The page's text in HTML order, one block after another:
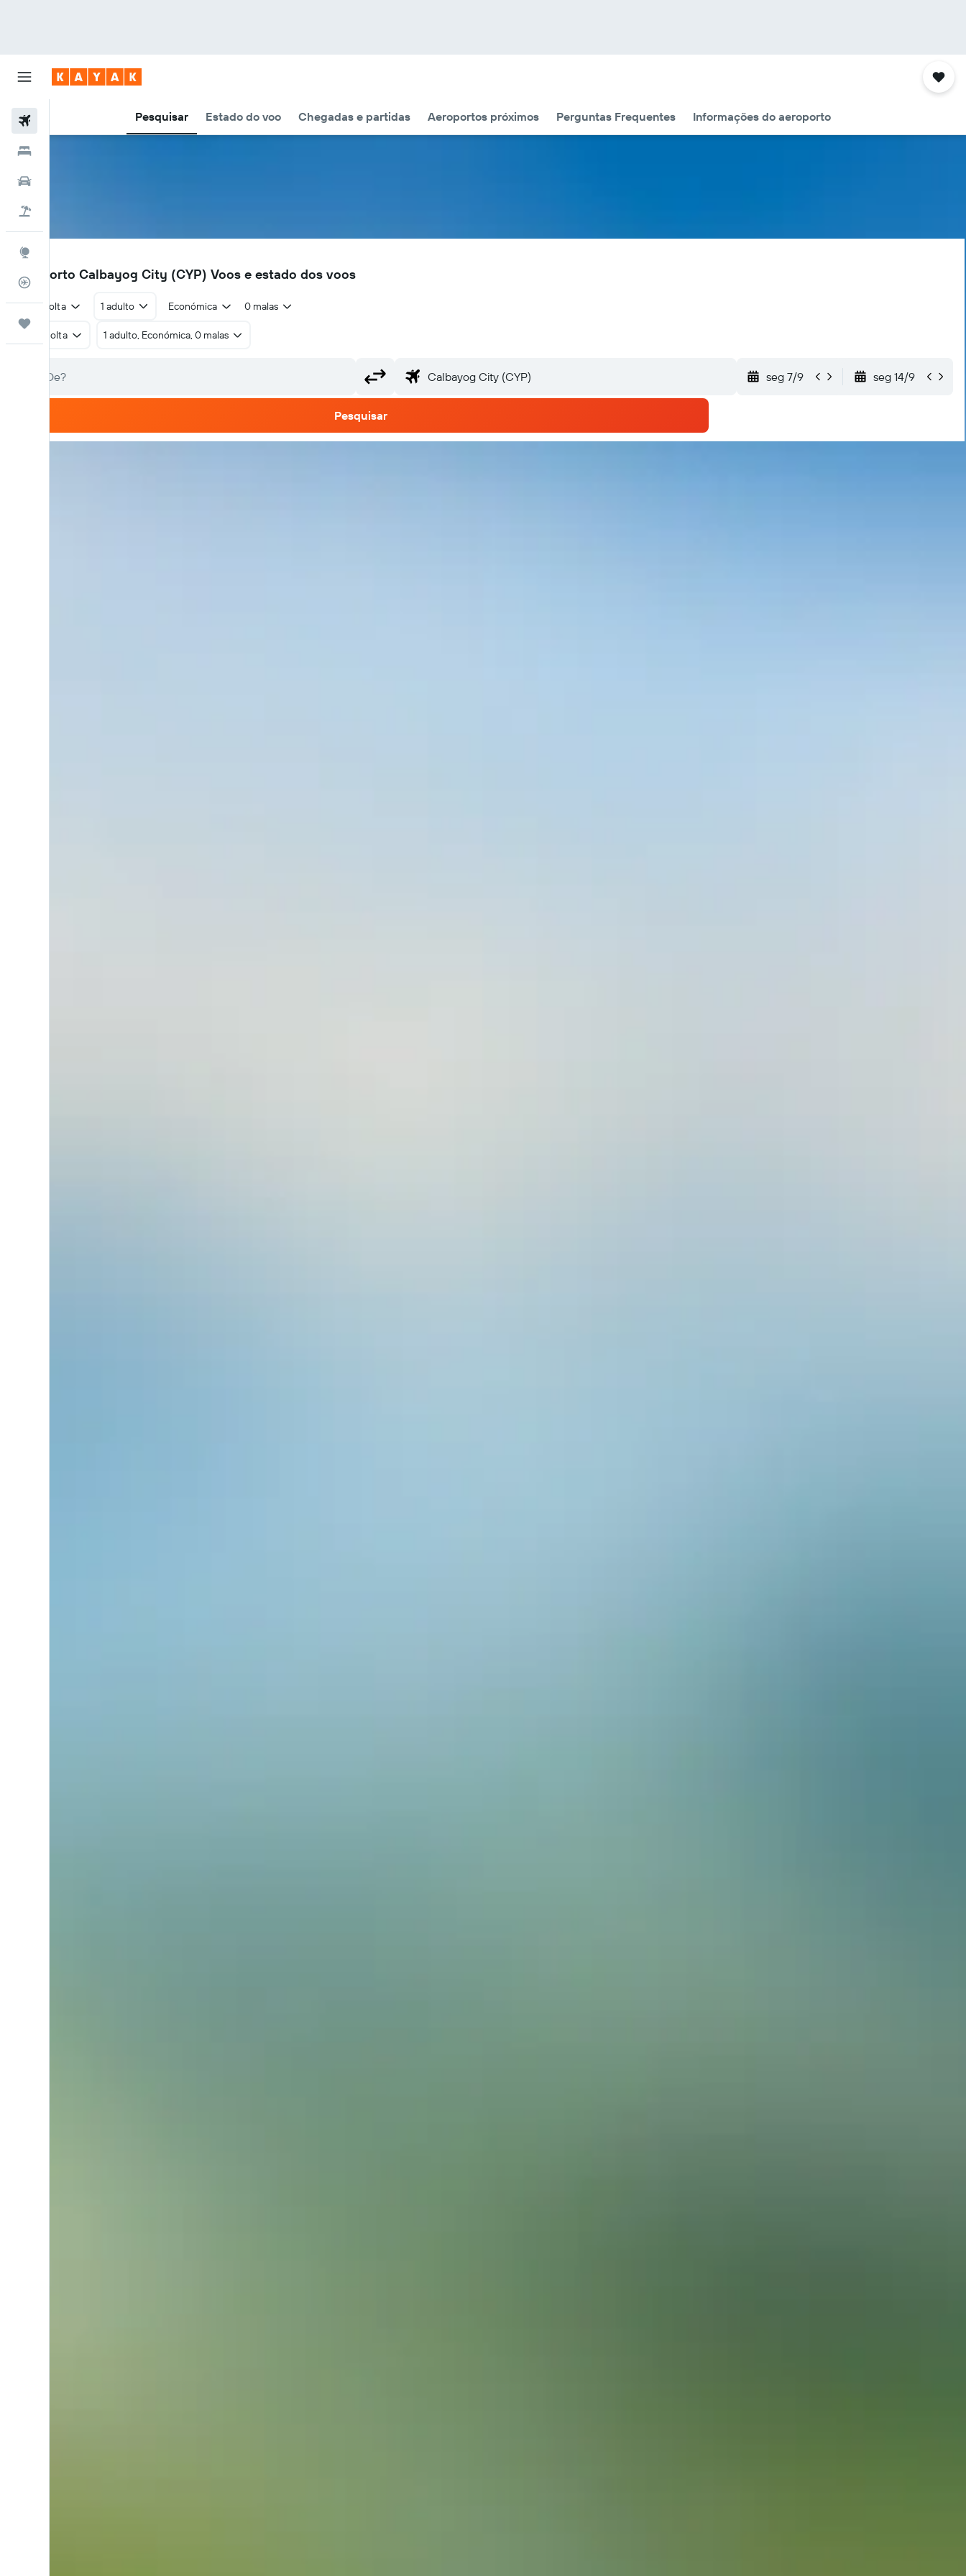
Pesquisar Estado do voo Chegadas e partidas Aeroportos próximos Perguntas Frequentes Informações do aeroporto
Monitorizador de voos
CYP
Aeroporto Calbayog City (CYP) Voos e estado dos voos
Ida e volta 1 adulto Económica 0 malas
Ida e volta 1 adulto, Económica, 0 malas
seg 7/9 seg 14/9
Pesquisar